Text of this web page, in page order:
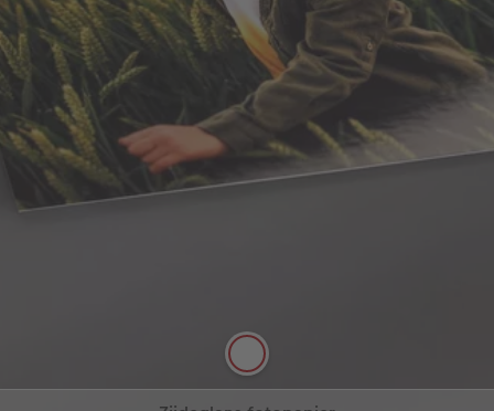
Veel details met een moderne uitstraling
Bestel online